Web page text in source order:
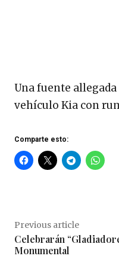
Una fuente
vehículo Kia con
Comparte esto:
Previous article
Celebrarán
Monumental